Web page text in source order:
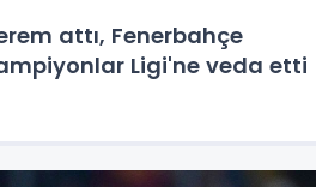
attı, Fenerbahçe
Ligi'ne veda etti